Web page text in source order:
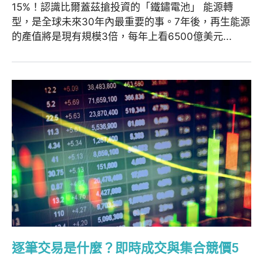
15%！認識比爾蓋茲搶投資的「鐵鏽電池」 能源轉
型，是全球未來30年內最重要的事。7年後，再生能源
的產值將是現有規模3倍，每年上看6500億美元...
逐筆交易是什麼？即時成交與集合競價5